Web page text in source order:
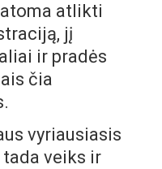
atlikti
jį
ir pradės
čia
vyriausiasis
veiks ir